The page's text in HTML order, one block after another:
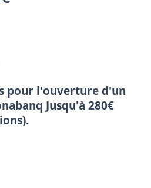
pour l'ouverture d'un
Jusqu'à 280€